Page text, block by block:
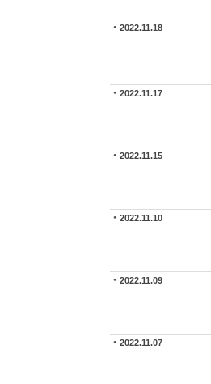
2022.11.18
2022.11.17
2022.11.15
2022.11.10
2022.11.09
2022.11.07